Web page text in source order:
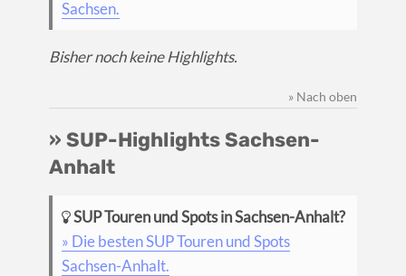
Sachsen.
Bisher noch keine Highlights.
» Nach oben
» SUP-Highlights Sachsen-
Anhalt
SUP Touren und Spots in Sachsen-Anhalt?
» Die besten SUP Touren und Spots
Sachsen-Anhalt.